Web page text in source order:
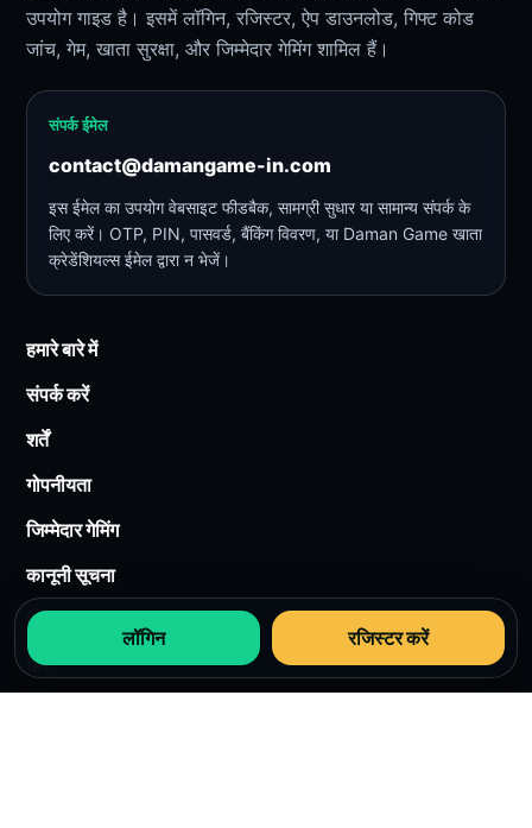
उपयोग गाइड है। इसमें लॉगिन, रजिस्टर, ऐप डाउनलोड, गिफ्ट कोड
जांच, गेम, खाता सुरक्षा, और जिम्मेदार गेमिंग शामिल हैं।
संपर्क ईमेल
contact@damangame-in.com
इस ईमेल का उपयोग वेबसाइट फीडबैक, सामग्री सुधार या सामान्य संपर्क के
लिए करें। OTP, PIN, पासवर्ड, बैंकिंग विवरण, या Daman Game खाता
क्रेडेंशियल्स ईमेल द्वारा न भेजें।
हमारे बारे में
संपर्क करें
शर्तें
गोपनीयता
जिम्मेदार गेमिंग
कानूनी सूचना
ऐप
गेम्स
लॉगिन रजिस्टर करें